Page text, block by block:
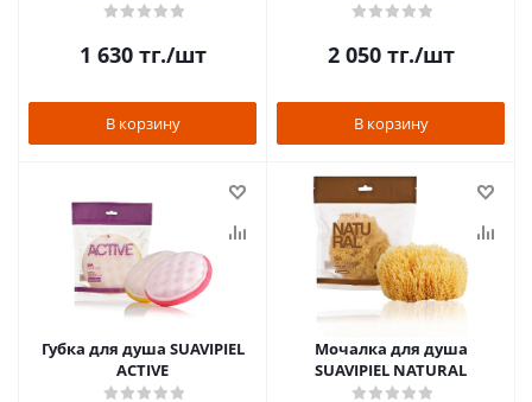
1 630тг./шт
В корзину
2 050тг./шт
В корзину
Губка для душа SUAVIPIEL
ACTIVE
Мочалка для душа
SUAVIPIEL NATURAL